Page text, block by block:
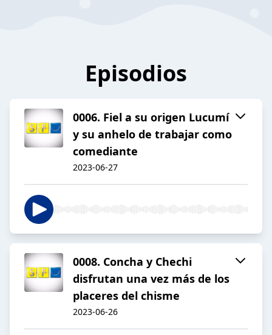
Episodios
0006. Fiel a su origen Lucumí
y su anhelo de trabajar como
comediante
2023-06-27
0008. Concha y Chechi
disfrutan una vez más de los
placeres del chisme
2023-06-26